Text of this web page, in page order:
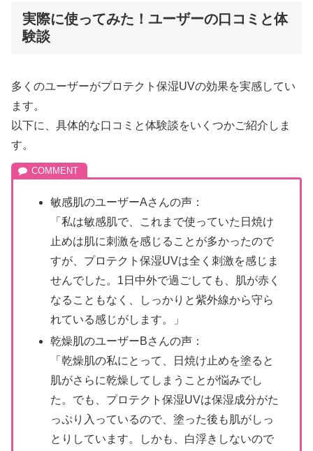
実際に使ってみた！ユーザーの口コミと体
験談
多くのユーザーがプロテクト保湿UVの効果を実感してい
ます。
以下に、具体的な口コミと体験談をいくつかご紹介しま
す。
敏感肌のユーザーAさんの声：
「私は敏感肌で、これまで使っていた日焼け
止めは肌に刺激を感じることが多かったので
すが、プロテクト保湿UVは全く刺激を感じま
せんでした。1日中外で過ごしても、肌が赤く
なることもなく、しっかりと紫外線から守ら
れている感じがします。」
乾燥肌のユーザーBさんの声：
「乾燥肌の私にとって、日焼け止めを塗ると
肌がさらに乾燥してしまうことが悩みでし
た。でも、プロテクト保湿UVは保湿成分がた
っぷり入っているので、塗った後も肌がしっ
とりしています。しかも、白浮きしないので